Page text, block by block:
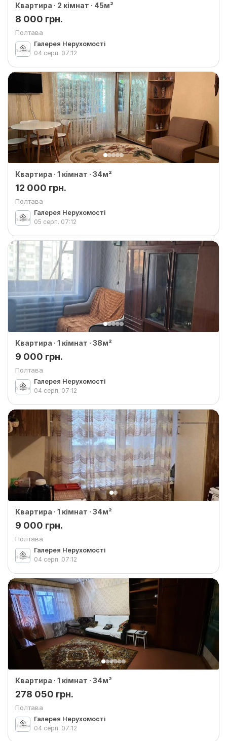
Квартира · 2 кімнат · 45м²
8 000 грн.
Полтава
Галерея Нерухомості
04 серп. 07:12
Квартира · 1 кімнат · 34м²
12 000 грн.
Полтава
Галерея Нерухомості
05 серп. 07:12
Квартира · 1 кімнат · 38м²
9 000 грн.
Полтава
Галерея Нерухомості
04 серп. 07:12
Квартира · 1 кімнат · 34м²
9 000 грн.
Полтава
Галерея Нерухомості
04 серп. 07:12
Квартира · 1 кімнат · 34м²
278 050 грн.
Полтава
Галерея Нерухомості
04 серп. 07:12